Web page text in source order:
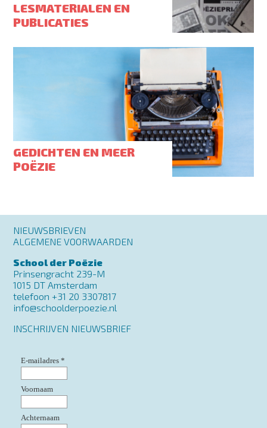
LESMATERIALEN EN
PUBLICATIES
GEDICHTEN EN MEER
POËZIE
Footer
menu
NIEUWSBRIEVEN
ALGEMENE VOORWAARDEN
School der Poëzie
Prinsengracht 239-M
1015 DT Amsterdam
telefoon +31 20 3307817
info@schoolderpoezie.nl
INSCHRIJVEN NIEUWSBRIEF